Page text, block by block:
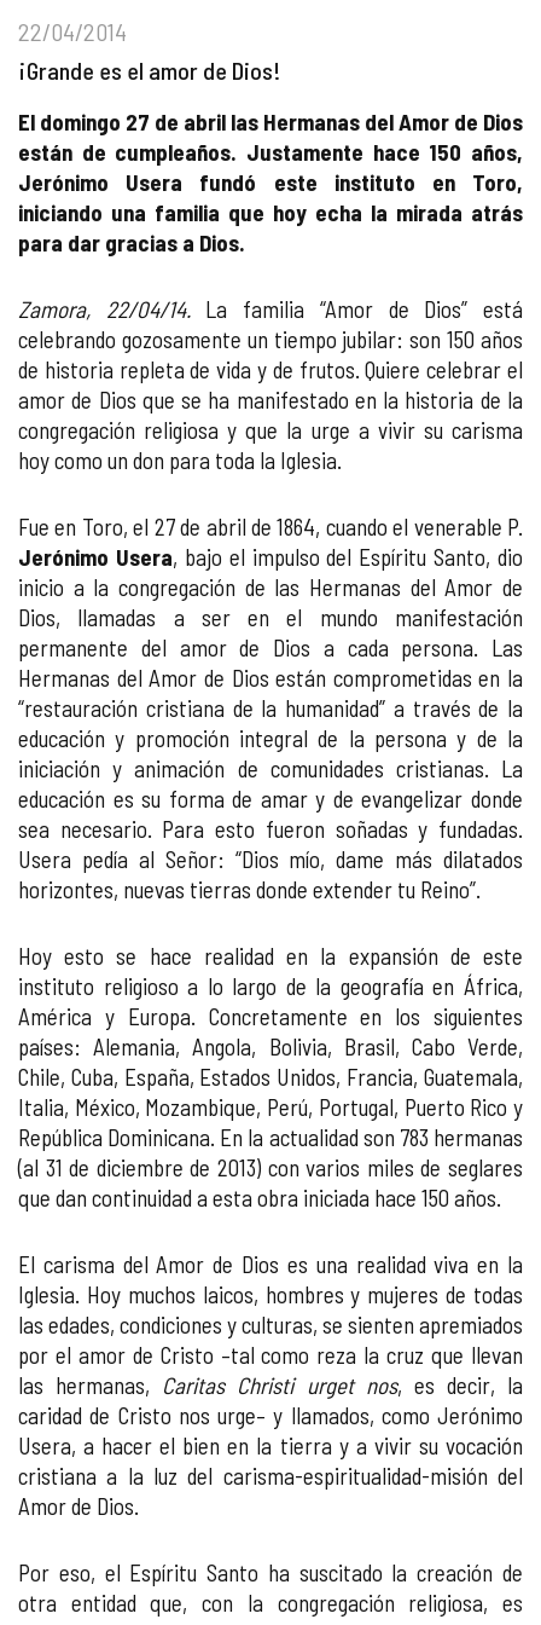
22/04/2014
¡Grande es el amor de Dios!
El domingo 27 de abril las Hermanas del Amor de Dios
están de cumpleaños. Justamente hace 150 años,
Jerónimo Usera fundó este instituto en Toro,
iniciando una familia que hoy echa la mirada atrás
para dar gracias a Dios.
Zamora, 22/04/14.La familia “Amor de Dios” está
celebrando gozosamente un tiempo jubilar: son 150 años
de historia repleta de vida y de frutos. Quiere celebrar el
amor de Dios que se ha manifestado en la historia de la
congregación religiosa y que la urge a vivir su carisma
hoy como un don para toda la Iglesia.
Fue en Toro, el 27 de abril de 1864, cuando el venerable P.
Jerónimo Usera, bajo el impulso del Espíritu Santo, dio
inicio a la congregación de las Hermanas del Amor de
Dios, llamadas a ser en el mundo manifestación
permanente del amor de Dios a cada persona. Las
Hermanas del Amor de Dios están comprometidas en la
“restauración cristiana de la humanidad” a través de la
educación y promoción integral de la persona y de la
iniciación y animación de comunidades cristianas. La
educación es su forma de amar y de evangelizar donde
sea necesario. Para esto fueron soñadas y fundadas.
Usera pedía al Señor: “Dios mío, dame más dilatados
horizontes, nuevas tierras donde extender tu Reino”.
Hoy esto se hace realidad en la expansión de este
instituto religioso a lo largo de la geografía en África,
América y Europa. Concretamente en los siguientes
países: Alemania, Angola, Bolivia, Brasil, Cabo Verde,
Chile, Cuba, España, Estados Unidos, Francia, Guatemala,
Italia, México, Mozambique, Perú, Portugal, Puerto Rico y
República Dominicana. En la actualidad son 783 hermanas
(al 31 de diciembre de 2013) con varios miles de seglares
que dan continuidad a esta obra iniciada hace 150 años.
El carisma del Amor de Dios es una realidad viva en la
Iglesia. Hoy muchos laicos, hombres y mujeres de todas
las edades, condiciones y culturas, se sienten apremiados
por el amor de Cristo –tal como reza la cruz que llevan
las hermanas, Caritas Christi urget nos, es decir, la
caridad de Cristo nos urge– y llamados, como Jerónimo
Usera, a hacer el bien en la tierra y a vivir su vocación
cristiana a la luz del carisma-espiritualidad-misión del
Amor de Dios.
Por eso, el Espíritu Santo ha suscitado la creación de
otra entidad que, con la congregación religiosa, es